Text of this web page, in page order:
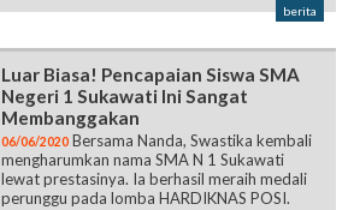
berita
Luar Biasa! Pencapaian Siswa SMA
Negeri 1 Sukawati Ini Sangat
Membanggakan
06/06/2020 Bersama Nanda, Swastika kembali
mengharumkan nama SMA N 1 Sukawati
lewat prestasinya. Ia berhasil meraih medali
perunggu pada lomba HARDIKNAS POSI.